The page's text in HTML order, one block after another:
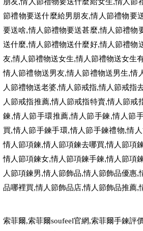
節禮物要送什麼給男朋友,情人節禮物要
要送啥,情人節禮物要送甚麼,情人節禮物
送什麼,情人節禮物送什麼好,情人節禮物
友,情人節禮物送女生,情人節禮物送女生
情人節禮物送男友,情人節禮物送男生,情
人節禮物送老婆,情人節戒指,情人節戒指
人節戒指推薦,情人節戒指特賣,情人節戒
鍊,情人節手環推薦,情人節手鍊,情人節
買,情人節手鍊手環,情人節手鍊禮物,情
情人節項鍊,情人節項鍊去哪買,情人節項
情人節項鍊女,情人節項鍊手鍊,情人節項
人節項鍊男,情人節飾品,情人節飾品優惠,
品哪裡買,情人節飾品店,情人節飾品推薦,
索菲爾,索菲爾soufeel官網,索菲爾手鍊評